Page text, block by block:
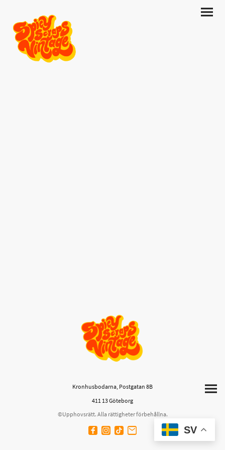
Kronhusbodarna, Postgatan 8B
411 13 Göteborg
©Upphovsrätt. Alla rättigheter förbehållna.
SV